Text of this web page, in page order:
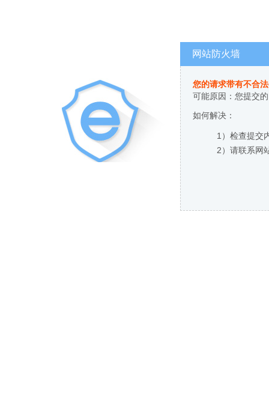
网站防火墙
您的请求带有不合
可能原因：您提交
如何解决：
1）检查提交
2）请联系网